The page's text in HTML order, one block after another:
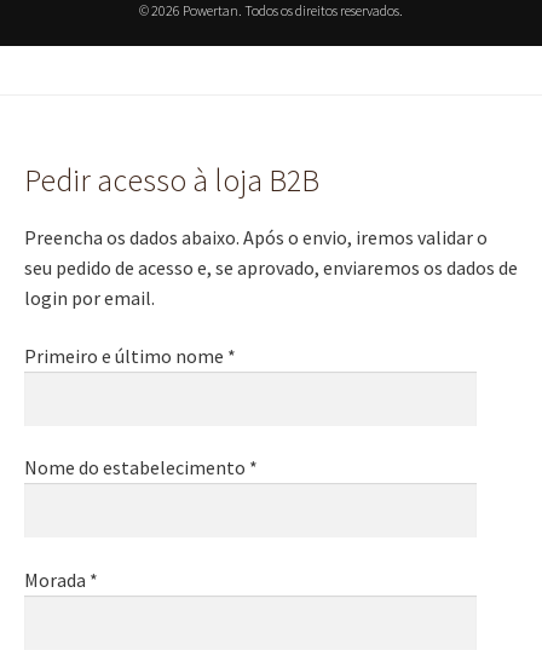
© 2026 Powertan. Todos os direitos reservados.
Pedir acesso à loja B2B
Preencha os dados abaixo. Após o envio, iremos validar o
seu pedido de acesso e, se aprovado, enviaremos os dados de
login por email.
Primeiro e último nome *
Nome do estabelecimento *
Morada *